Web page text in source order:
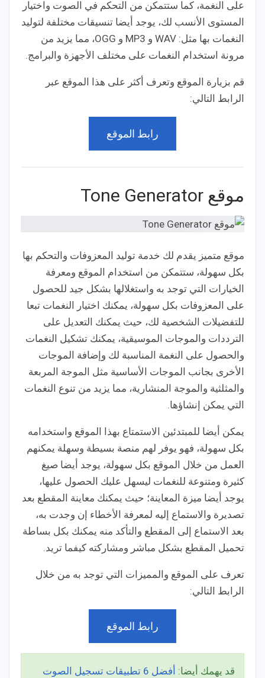
على النغمة، كما ستتمكن من التحكم في الصوت واختيار
المستوى الأنسب لك، يوجد أيضا تنسيقات مختلفة لتوليد
النغمات بها مثل: WAV و MP3 و OGG، مما يزيد من
مرونة استخدام النغمات على مختلف الأجهزة والبرامج.
قم بزيارة الموقع وتعرف أكثر على هذا الموقع عبر
الرابط التالي:
رابط الموقع
موقع Tone Generator
موقع متميز يقدم لك خدمة توليد المعزوفات والتحكم بها
بكل سهولة، ستتمكن من استخدام الموقع ومعرفة
الخيارات التي توجد به واستغلالها بشكل جيد للحصول
على المعزوفات بكل سهولة، يمكنك اختيار النغمات تبعا
للتفضيلات الشخصية لك، حيث يمكنك التعديل على
الترددات والموجات الموسيقية، يمكنك تشكيل النغمات
والحصول على النغمة المناسبة لك وإضافة الموجات
الأخرى بجانب الموجات الأساسية مثل الموجة المربعة
والمثلثية والموجة المنشارية، مما يزيد من تنوع النغمات
التي يمكن إنشاؤها.
يمكن أيضا للمبتدئين الاستمتاع بهذا الموقع واستخدامه
بكل سهولة، فهو يوفر لهم منصة بسيطة وسهلة يمكنهم
العمل من خلال الموقع بكل سهولة، يوجد أيضا صيغ
كثيرة ومتنوعة للنغمات ليسهل عليك الحصول عليها،
يوجد أيضا ميزة المعاينة؛ حيث يمكنك معاينة المقطع بعد
تصديرة والاستماع إليه لمعرفة الأخطاء إن وجدت به،
بعد الاستماع إلى المقطع والتأكد منه يمكنك بكل بساطة
تحميل المقطع بشكل مباشر ومشاركته كيفما تريد.
تعرف على الموقع والمميزات التي توجد به من خلال
الرابط التالي:
رابط الموقع
قد يهمك أيضا:
أفضل 6 تطبيقات تسجيل الصوت